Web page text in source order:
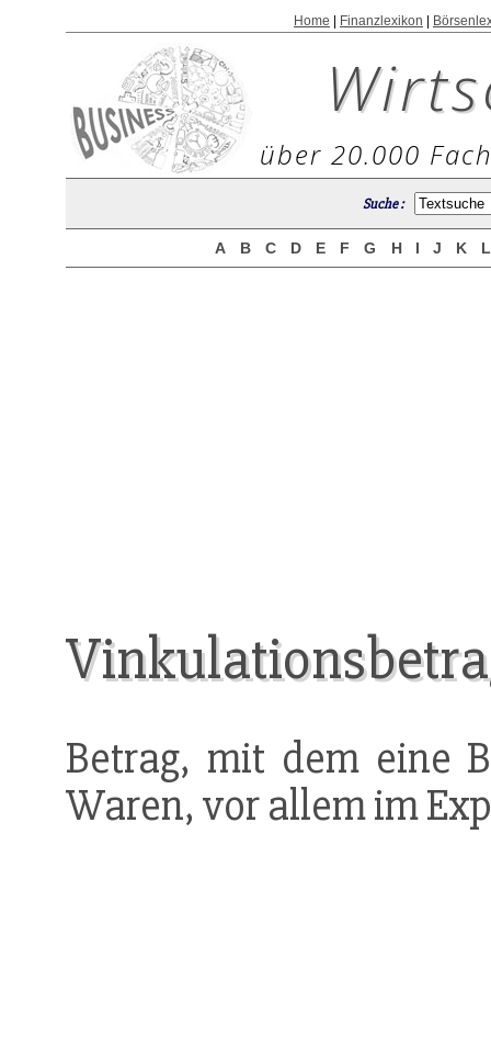
Home Finanzlexikon
über 20.000
Suche :
A B C D E F G H I J K
Betrag, mit dem eine
Waren, vor allem im